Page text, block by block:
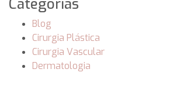
Categorias
Blog
Cirurgia Plástica
Cirurgia Vascular
Dermatologia